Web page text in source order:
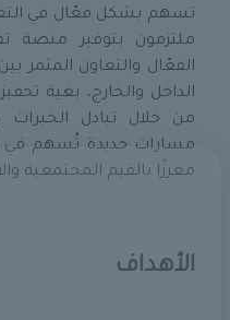
تسهم بشكل فعّال في
ملتزمون بتوفير منصة
الفعّال والتعاون المثمر
الداخل والخارج، بغية
من خلال تبادل
مسارات جديدة تُسهم في
معززًا بالقيم المجتمعية
الأهداف